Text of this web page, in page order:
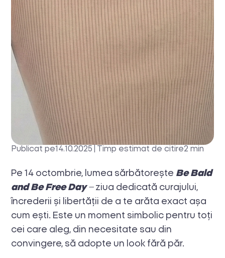
Publicat pe14.10.2025 Timp estimat de citire2 min
Pe 14 octombrie, lumea sărbătorește Be Bald
and Be Free Day–ziua dedicată curajului,
încrederii și libertății de a te arăta exact așa
cum ești. Este un moment simbolic pentru toți
cei care aleg, din necesitate sau din
convingere, să adopte un look fără păr.